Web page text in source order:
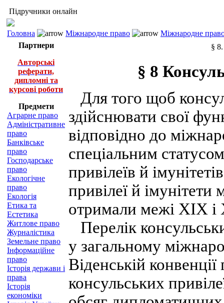
Підручники онлайн
Головна Міжнародне право
Міжнародне
Партнери
Авторські
реферати,
дипломні та
курсові роботи
Предмети
Аграрне право
Адміністративне
право
Банківське
право
Господарське
право
Екологічне
право
Екологія
Етика та
Естетика
Житлове право
Журналістика
Земельне право
Інформаційне
право
Історія держави і
права
Історія
економіки
§
§ 8
Для того щоб
здійснювати свої
відповідно до
спеціальним
привілеїв й
привілеї й
отримали межі ХІХ і
Перелік
у загальному
Віденській
консульських